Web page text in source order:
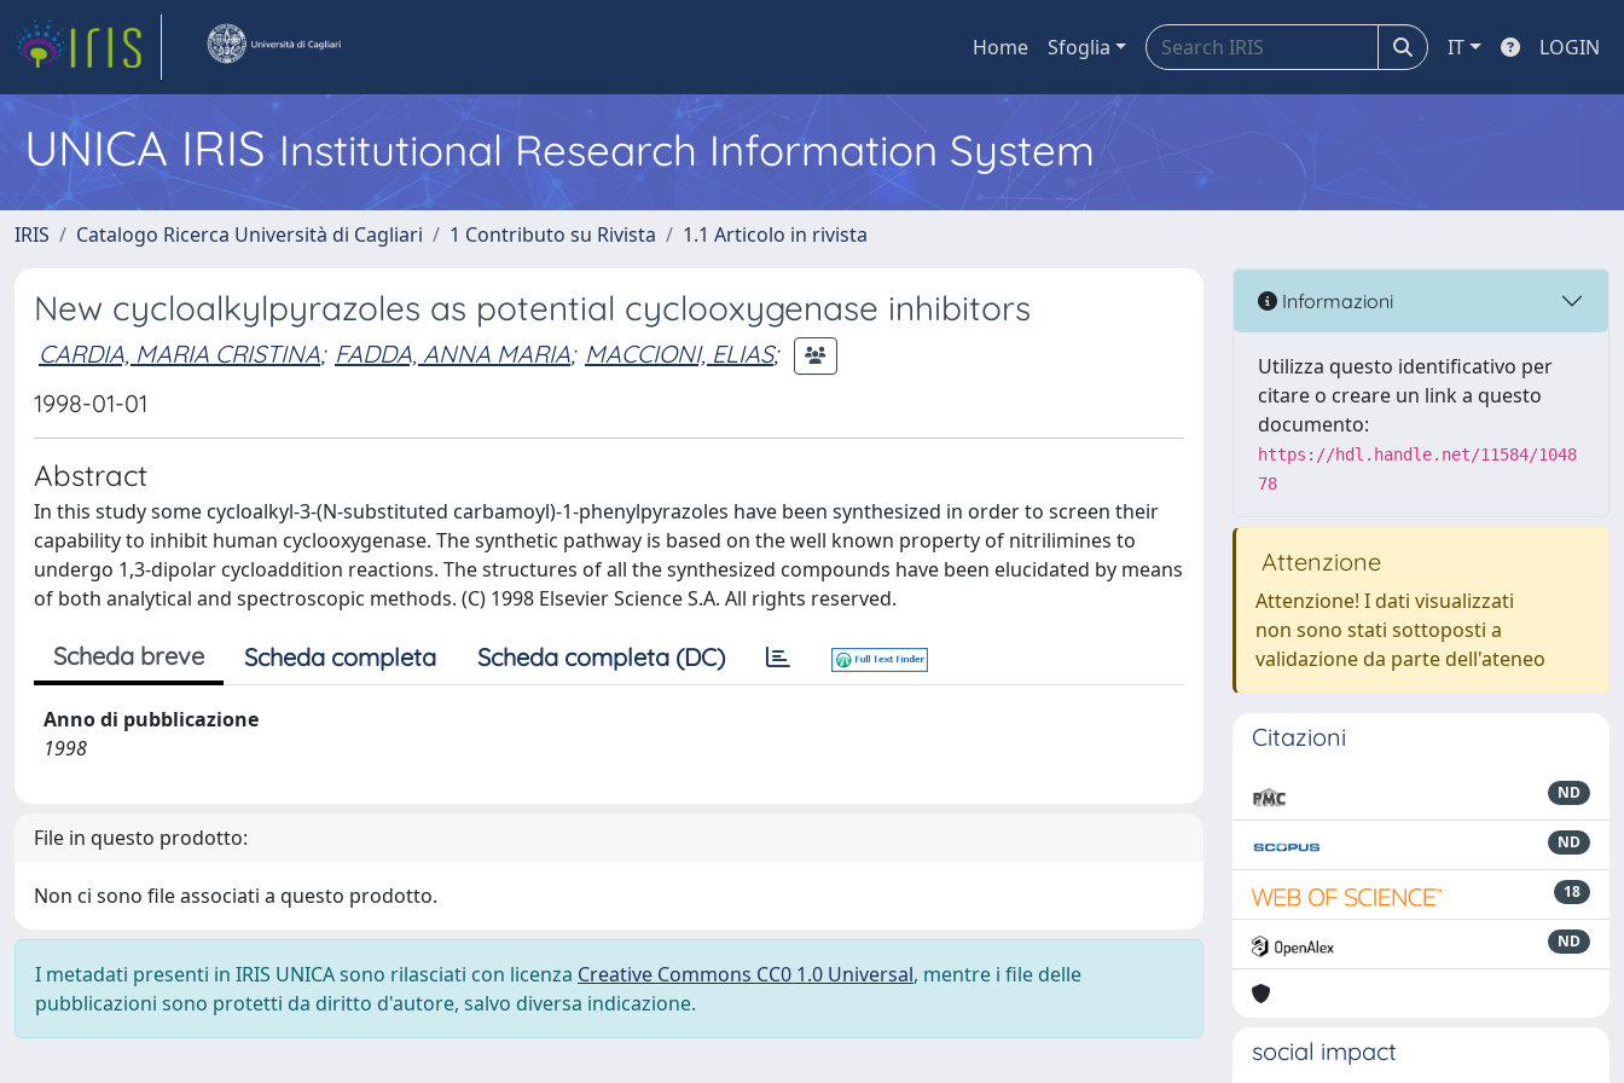
Home Sfoglia IT LOGIN
UNICA IRISInstitutional Research Information System
IRIS Catalogo Ricerca Università di Cagliari 1 Contributo su Rivista 1.1 Articolo in rivista
New cycloalkylpyrazoles as potential cyclooxygenase inhibitors
CARDIA, MARIA CRISTINA; FADDA, ANNA MARIA; MACCIONI, ELIAS;
1998-01-01
Abstract
In this study some cycloalkyl-3-(N-substituted carbamoyl)-1-phenylpyrazoles have been synthesized in order to screen their
capability to inhibit human cyclooxygenase. The synthetic pathway is based on the well known property of nitrilimines to
undergo 1,3-dipolar cycloaddition reactions. The structures of all the synthesized compounds have been elucidated by means
of both analytical and spectroscopic methods. (C) 1998 Elsevier Science S.A. All rights reserved.
Scheda breve Scheda completa Scheda completa (DC)
Anno di pubblicazione
1998
File in questo prodotto:
Non ci sono file associati a questo prodotto.
I metadati presenti in IRIS UNICA sono rilasciati con licenza Creative Commons CC0 1.0 Universal, mentre i file delle
pubblicazioni sono protetti da diritto d'autore, salvo diversa indicazione.
Informazioni
Utilizza questo identificativo per
citare o creare un link a questo
documento:
https://hdl.handle.net/11584/1048
78
Attenzione
Attenzione! I dati visualizzati
non sono stati sottoposti a
validazione da parte dell'ateneo
Citazioni
ND
ND
18
ND
social impact